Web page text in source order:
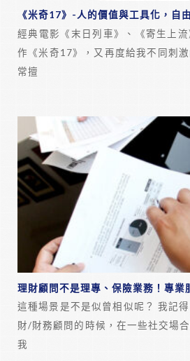
《米奇17》-人的價值與工具化，自
經典電影《末日列車》、《寄生上
作《米奇17》，又再度給我不同刺
常擅
理財顧問不是理專、保險業務！專業
這種場景是不是似曾相似呢？ 我記
財/財務顧問的時候，在一些社交場
我